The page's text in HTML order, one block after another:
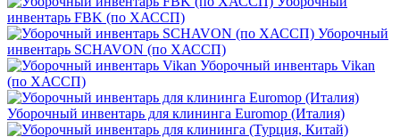
инвентарь FBK (по ХАССП)
Уборочный
инвентарь SCHAVON (по ХАССП)
Уборочный инвентарь Vikan
(по ХАССП)
Уборочный инвентарь для клининга Euromop (Италия)